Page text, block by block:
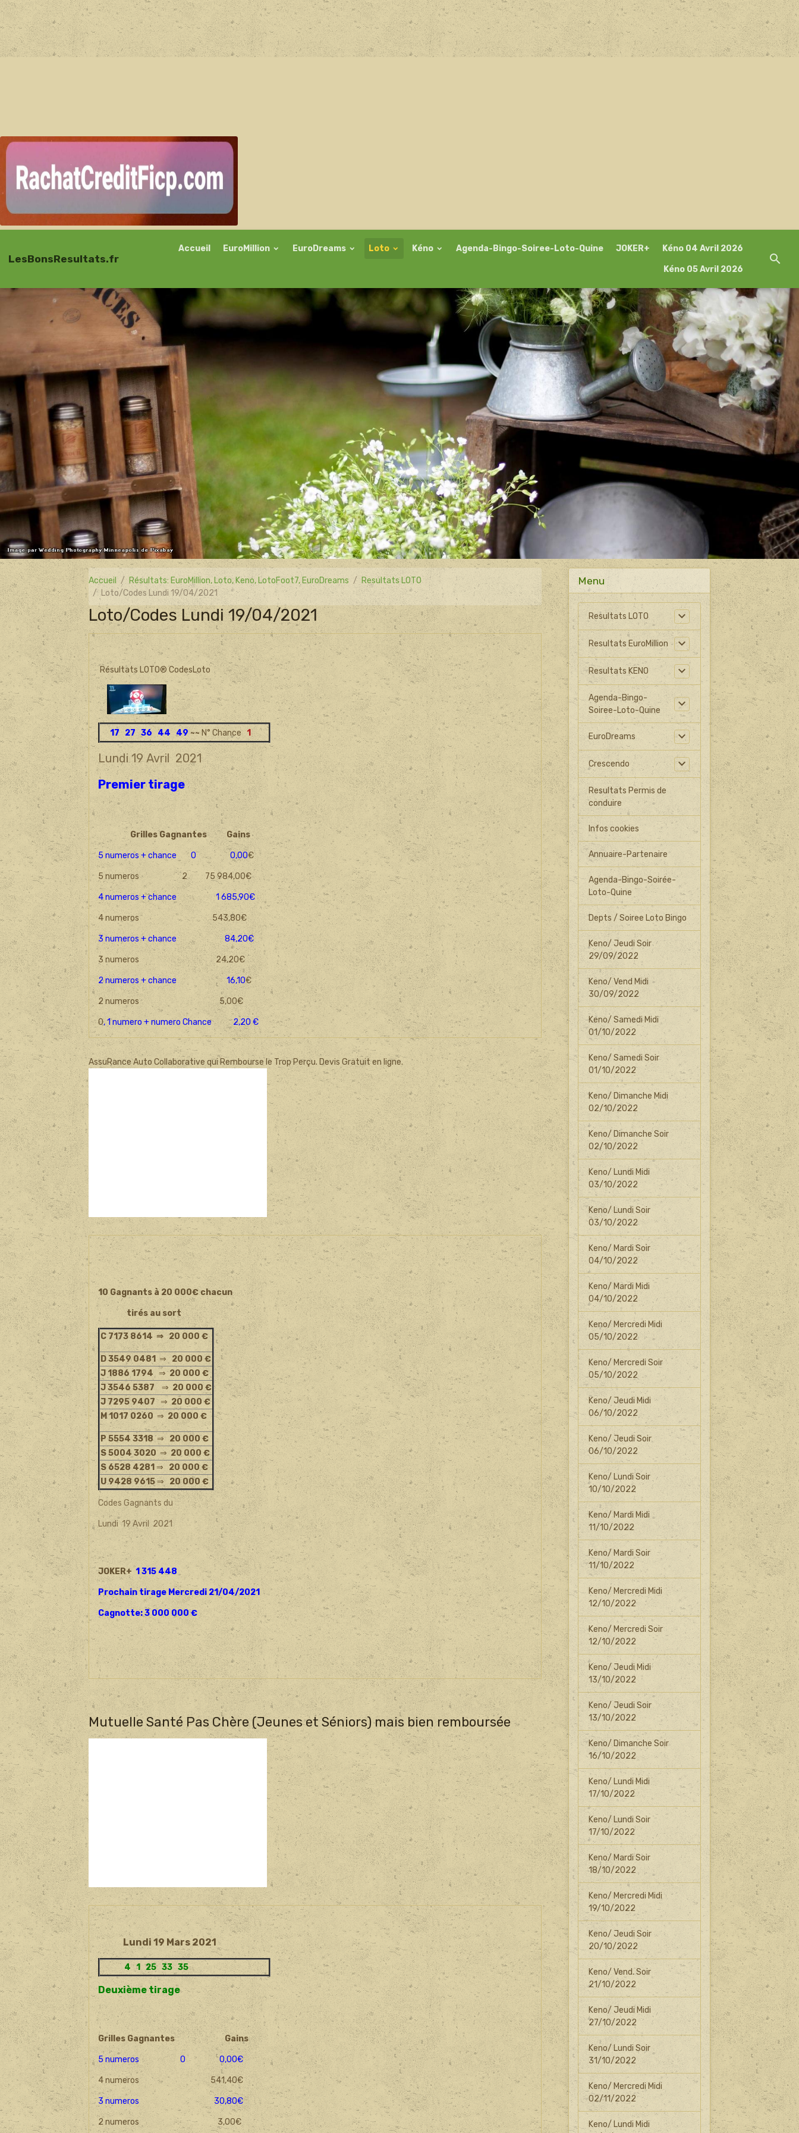
LesBonsResultats.fr
Accueil EuroMillion EuroDreams Loto Kéno Agenda-Bingo-Soiree-Loto-Quine JOKER+ Kéno 04 Avril 2026
Kéno 05 Avril 2026
Accueil Résultats: EuroMillion, Loto, Keno, LotoFoot7, EuroDreams
Resultats LOTO
Loto/Codes Lundi 19/04/2021
Loto/Codes Lundi 19/04/2021
Résultats LOTO® CodesLoto
Lundi 19 Avril2021
Premier tirage
17 27 36 44 49 ~~N° Chance 1
Grilles Gagnantes Gains
5 numeros + chance 0 0,00€
5 numeros 2 75 984,00€
4 numeros + chance 1 685,90€
4 numeros 543,80€
3 numeros + chance 84,20€
3 numeros 24,20€
2 numeros + chance 16,10€
2 numeros 5,00€
0, 1 numero + numero Chance 2,20 €
AssuRance Auto Collaborative qui Rembourse le Trop Perçu. Devis Gratuit en ligne.
10 Gagnants à 20 000€ chacun
tirés au sort
Codes Gagnants du
Lundi 19 Avril 2021
C 7173 8614⇒ 20 000 €
D 3549 0481⇒ 20 000 €
J 1886 1794 ⇒20 000 €
J 3546 5387 ⇒ 20 000 €
J 7295 9407⇒ 20 000 €
M 1017 0260⇒ 20 000 €
P 5554 3318⇒20 000 €
S 5004 3020⇒ 20 000 €
S 6528 4281⇒ 20 000 €
U 9428 9615⇒ 20 000 €
JOKER+ 1 315 448
Prochain tirage Mercredi 21/04/2021
Cagnotte: 3 000 000 €
Mutuelle Santé Pas Chère (Jeunes et Séniors) mais bien remboursée
Lundi 19 Mars 2021
Deuxième tirage
4 1 25 33 35
Grilles Gagnantes Gains
5 numeros 0 0,00€
4 numeros 541,40€
3 numeros 30,80€
2 numeros 3,00€
Menu
Resultats LOTO
Resultats EuroMillion
Resultats KENO
Agenda-Bingo-
Soiree-Loto-Quine
EuroDreams
Crescendo
Resultats Permis de
conduire
Infos cookies
Annuaire-Partenaire
Agenda-Bingo-Soirée-
Loto-Quine
Depts / Soiree Loto Bingo
Keno/ Jeudi Soir
29/09/2022
Keno/ Vend Midi
30/09/2022
Keno/ Samedi Midi
01/10/2022
Keno/ Samedi Soir
01/10/2022
Keno/ Dimanche Midi
02/10/2022
Keno/ Dimanche Soir
02/10/2022
Keno/ Lundi Midi
03/10/2022
Keno/ Lundi Soir
03/10/2022
Keno/ Mardi Soir
04/10/2022
Keno/ Mardi Midi
04/10/2022
Keno/ Mercredi Midi
05/10/2022
Keno/ Mercredi Soir
05/10/2022
Keno/ Jeudi Midi
06/10/2022
Keno/ Jeudi Soir
06/10/2022
Keno/ Lundi Soir
10/10/2022
Keno/ Mardi Midi
11/10/2022
Keno/ Mardi Soir
11/10/2022
Keno/ Mercredi Midi
12/10/2022
Keno/ Mercredi Soir
12/10/2022
Keno/ Jeudi Midi
13/10/2022
Keno/ Jeudi Soir
13/10/2022
Keno/ Dimanche Soir
16/10/2022
Keno/ Lundi Midi
17/10/2022
Keno/ Lundi Soir
17/10/2022
Keno/ Mardi Soir
18/10/2022
Keno/ Mercredi Midi
19/10/2022
Keno/ Jeudi Soir
20/10/2022
Keno/ Vend. Soir
21/10/2022
Keno/ Jeudi Midi
27/10/2022
Keno/ Lundi Soir
31/10/2022
Keno/ Mercredi Midi
02/11/2022
Keno/ Lundi Midi